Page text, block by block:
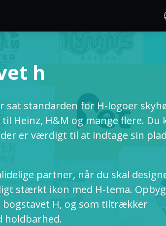
h
standarden for H-logoer
Heinz, H&M og mange flere. Du
er værdigt til at indtage sin
partner, når du skal
stærkt ikon med H-tema.
H, og som tiltrækker
holdbarhed.